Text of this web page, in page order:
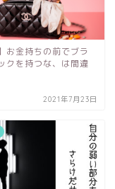
お金持ちの前でブラ
クを持つな、は間違
2021年7月23日